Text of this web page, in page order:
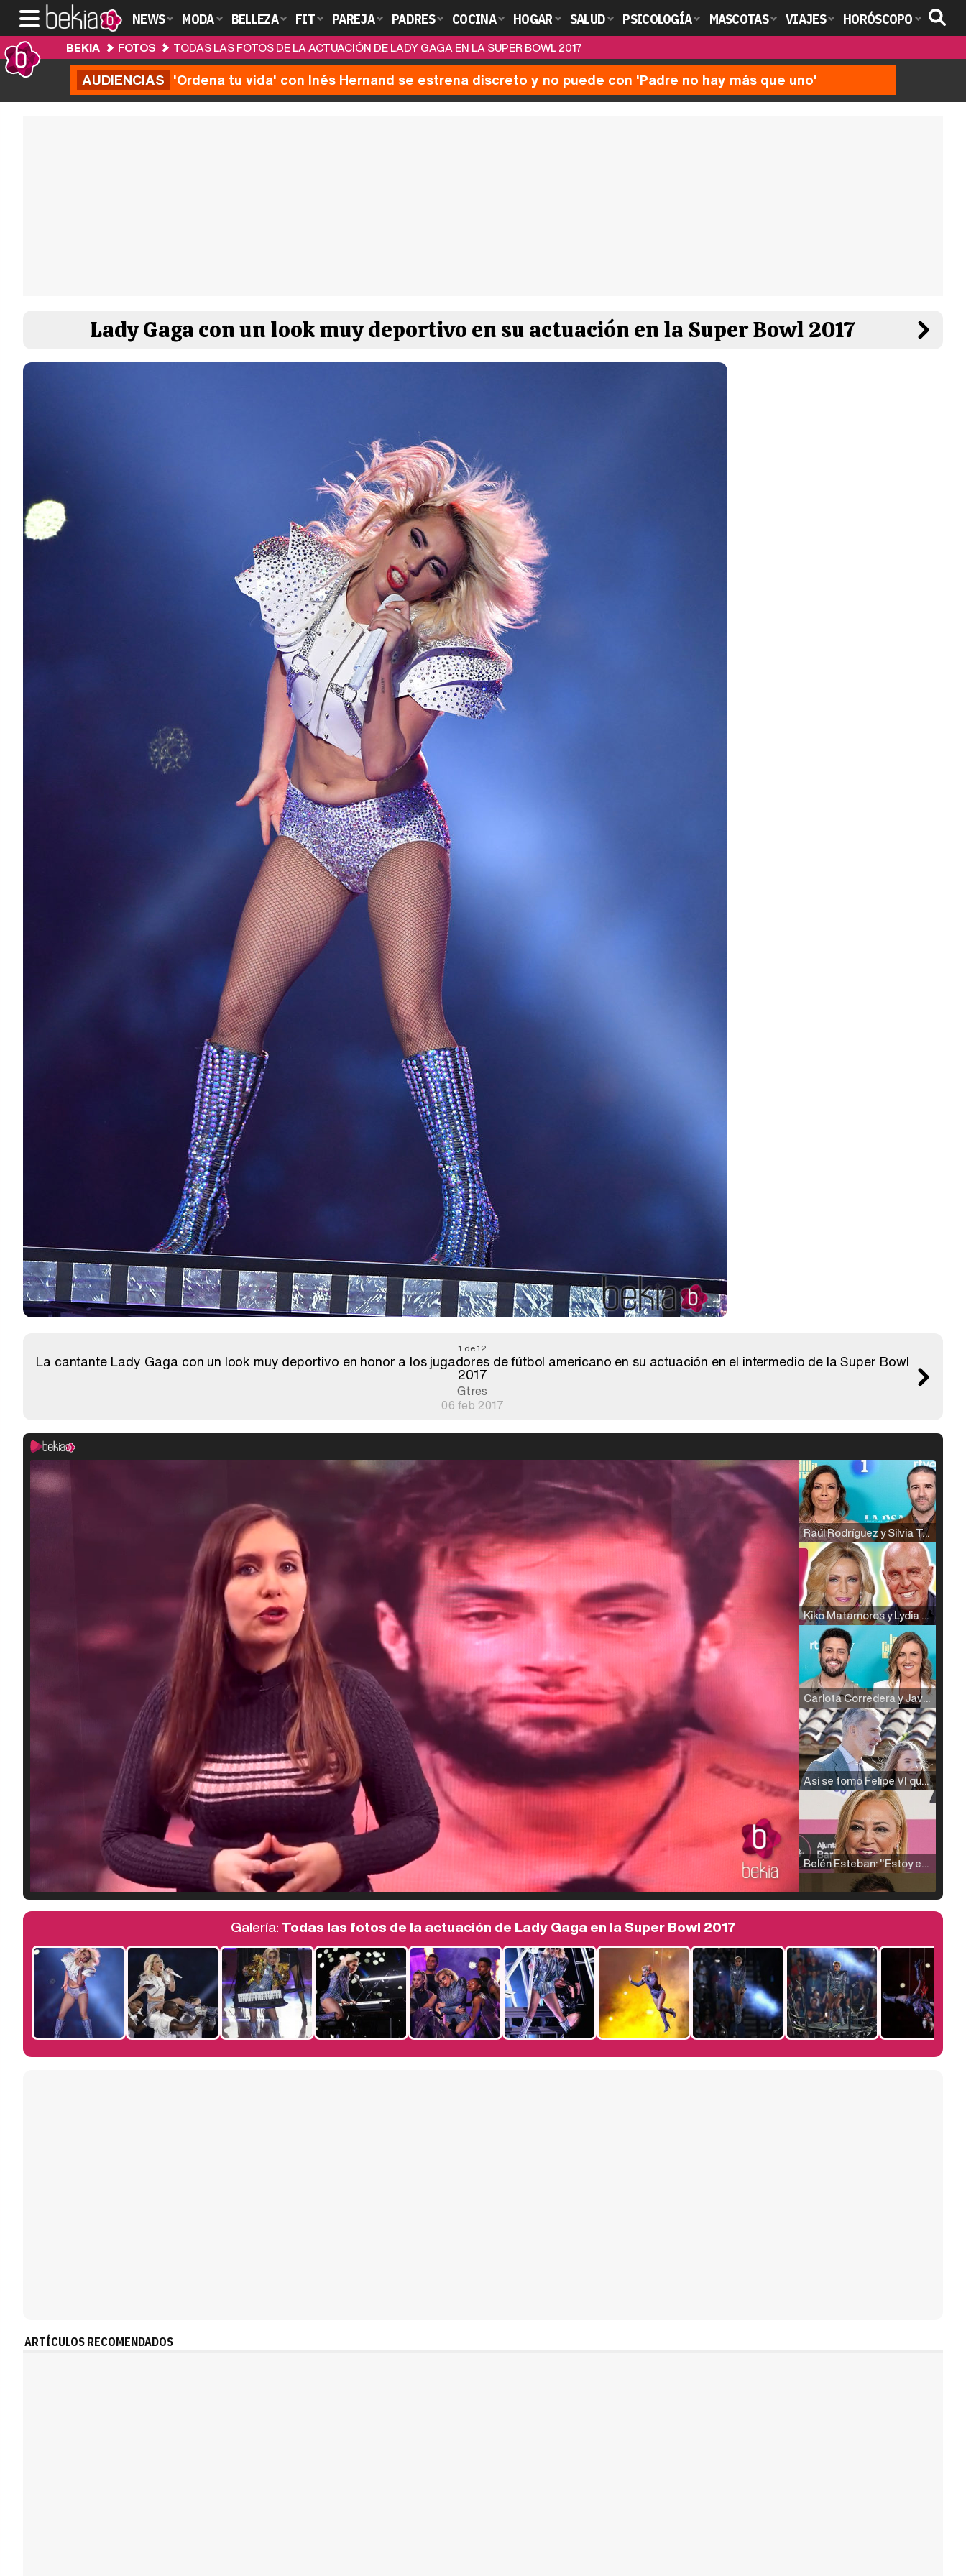
NEWS MODA BELLEZA FIT PAREJA PADRES COCINA HOGAR SALUD PSICOLOGÍA MASCOTAS VIAJES HORÓSCOPO
BEKIA FOTOS TODAS LAS FOTOS DE LA ACTUACIÓN DE LADY GAGA EN LA SUPER BOWL 2017
AUDIENCIAS 'Ordena tu vida' con Inés Hernand se estrena discreto y no puede con 'Padre no hay más que uno'
Lady Gaga con un look muy deportivo en su actuación en la Super Bowl 2017
1 de 12
La cantante Lady Gaga con un look muy deportivo en honor a los jugadores de fútbol americano en su actuación en el intermedio de la Super Bowl
2017
Gtres
06 feb 2017
Raúl Rodríguez y Silvia Taulés nos cuentan su papel en 'La familia de la tele'
Kiko Matamoros y Lydia Lozano: "Nuestro público es de todas las edades y RTVE tiene un público muy pegado a las novelas, al que tenemos que captar"
Carlota Corredera y Javier de Hoyos: "La tele tiene que representar al público también y aquí están todos los perfiles posibles&quo;
Así se tomó Felipe VI que la Infanta Sofía no quisiera recibir formación militar
Belén Esteban: "Estoy emocionada, muy contenta y muy feliz por llegar a RTVE"
Manu Baqueiro: "Tuve como referente a Bruce Willis en 'Luz de Luna' para mi trabajo en la serie 'Perdiendo el juicio'"
Magdalena de Suecia responde a las críticas y explica por qué le han permitido lanzar su propio negocio
Galería: Todas las fotos de la actuación de Lady Gaga en la Super Bowl 2017
ARTÍCULOS RECOMENDADOS